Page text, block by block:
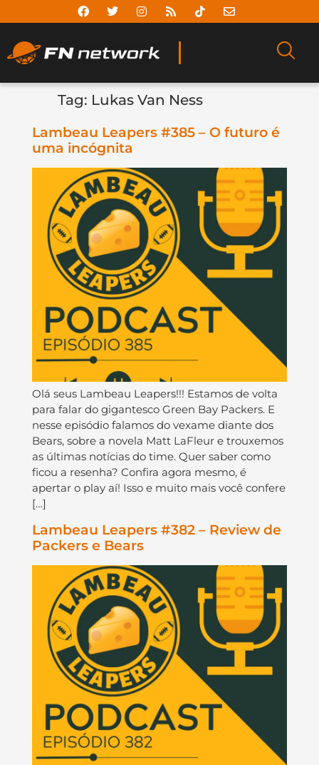
Tag: Lukas Van Ness
Lambeau Leapers #385 – O futuro é
uma incógnita
Olá seus Lambeau Leapers!!! Estamos de volta
para falar do gigantesco Green Bay Packers. E
nesse episódio falamos do vexame diante dos
Bears, sobre a novela Matt LaFleur e trouxemos
as últimas notícias do time. Quer saber como
ficou a resenha? Confira agora mesmo, é
apertar o play aí! Isso e muito mais você confere
[…]
Lambeau Leapers #382 – Review de
Packers e Bears